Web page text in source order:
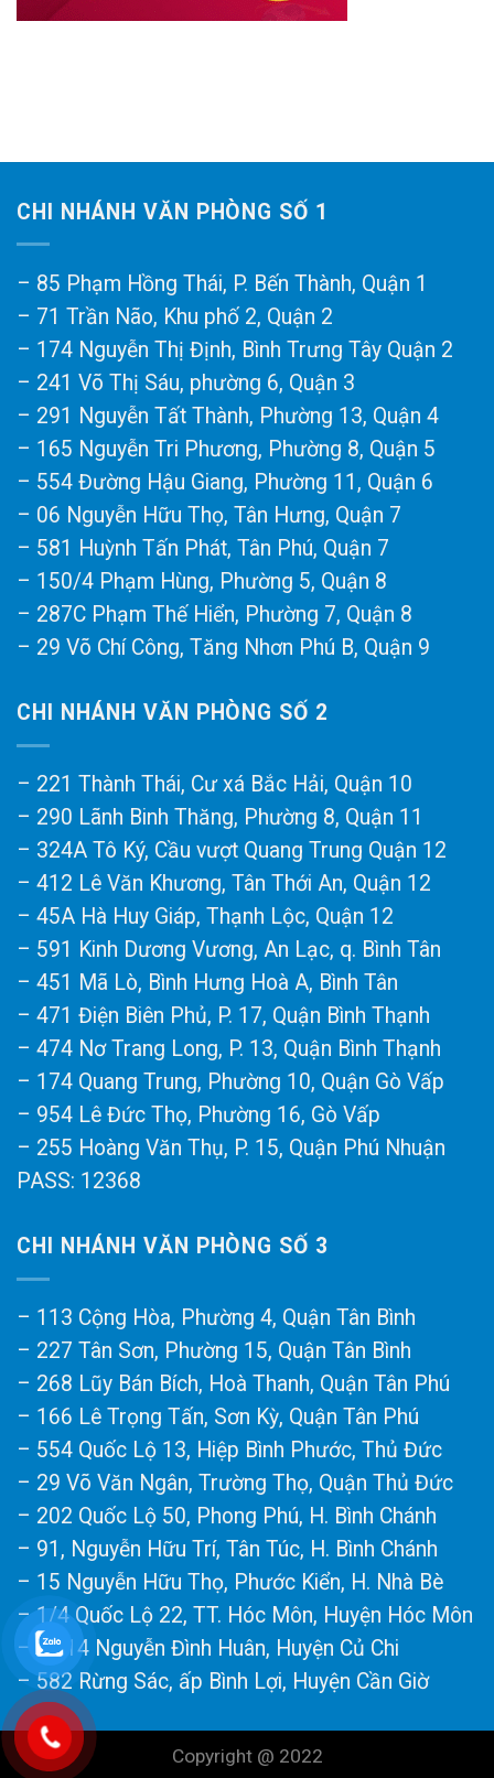
CHI NHÁNH VĂN PHÒNG SỐ 1
– 85 Phạm Hồng Thái, P. Bến Thành, Quận 1
– 71 Trần Não, Khu phố 2, Quận 2
– 174 Nguyễn Thị Định, Bình Trưng Tây Quận 2
– 241 Võ Thị Sáu, phường 6, Quận 3
– 291 Nguyễn Tất Thành, Phường 13, Quận 4
– 165 Nguyễn Tri Phương, Phường 8, Quận 5
– 554 Đường Hậu Giang, Phường 11, Quận 6
– 06 Nguyễn Hữu Thọ, Tân Hưng, Quận 7
– 581 Huỳnh Tấn Phát, Tân Phú, Quận 7
– 150/4 Phạm Hùng, Phường 5, Quận 8
– 287C Phạm Thế Hiển, Phường 7, Quận 8
– 29 Võ Chí Công, Tăng Nhơn Phú B, Quận 9
CHI NHÁNH VĂN PHÒNG SỐ 2
– 221 Thành Thái, Cư xá Bắc Hải, Quận 10
– 290 Lãnh Binh Thăng, Phường 8, Quận 11
– 324A Tô Ký, Cầu vượt Quang Trung Quận 12
– 412 Lê Văn Khương, Tân Thới An, Quận 12
– 45A Hà Huy Giáp, Thạnh Lộc, Quận 12
– 591 Kinh Dương Vương, An Lạc, q. Bình Tân
– 451 Mã Lò, Bình Hưng Hoà A, Bình Tân
– 471 Điện Biên Phủ, P. 17, Quận Bình Thạnh
– 474 Nơ Trang Long, P. 13, Quận Bình Thạnh
– 174 Quang Trung, Phường 10, Quận Gò Vấp
– 954 Lê Đức Thọ, Phường 16, Gò Vấp
– 255 Hoàng Văn Thụ, P. 15, Quận Phú Nhuận
PASS: 12368
CHI NHÁNH VĂN PHÒNG SỐ 3
– 113 Cộng Hòa, Phường 4, Quận Tân Bình
– 227 Tân Sơn, Phường 15, Quận Tân Bình
– 268 Lũy Bán Bích, Hoà Thanh, Quận Tân Phú
– 166 Lê Trọng Tấn, Sơn Kỳ, Quận Tân Phú
– 554 Quốc Lộ 13, Hiệp Bình Phước, Thủ Đức
– 29 Võ Văn Ngân, Trường Thọ, Quận Thủ Đức
– 202 Quốc Lộ 50, Phong Phú, H. Bình Chánh
– 91, Nguyễn Hữu Trí, Tân Túc, H. Bình Chánh
– 15 Nguyễn Hữu Thọ, Phước Kiển, H. Nhà Bè
– 1/4 Quốc Lộ 22, TT. Hóc Môn, Huyện Hóc Môn
– số 14 Nguyễn Đình Huân, Huyện Củ Chi
– 582 Rừng Sác, ấp Bình Lợi, Huyện Cần Giờ
Copyright @ 2022